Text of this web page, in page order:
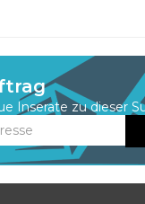
Inserate zu dieser